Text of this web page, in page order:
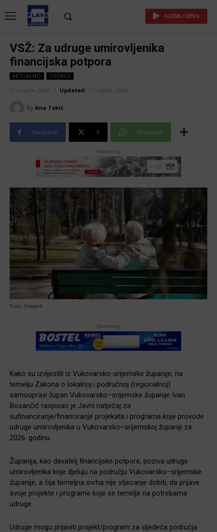
GLEDAJ UŽIVO
VSŽ: Za udruge umirovljenika
financijska potpora
AKTUALNO OSTALO
11 veljače, 2026 Updated: 11 veljače, 2026
By Ana Tokić
Facebook X WhatsApp
-Marketing-
Foto: Freepik
-Marketing-
Kako su izvijestili iz Vukovarsko-srijemske županije, na
temelju Zakona o lokalnoj i područnoj (regionalnoj)
samoupravi župan Vukovarsko–srijemske županije Ivan
Bosančić raspisao je Javni natječaj za
sufinanciranje/financiranje projekata i programa koje provode
udruge umirovljenika u Vukovarsko–srijemskoj županiji za
2026. godinu.
Županija, kao davatelj financijske potpore, poziva udruge
umirovljenika koje djeluju na području Vukovarsko–srijemske
županije, a čija temeljna svrha nije stjecanje dobiti, da prijave
svoje projekte i programe koje se temelje na potrebama
udruge.
Udruge mogu prijaviti projekt/program za sljedeća područja